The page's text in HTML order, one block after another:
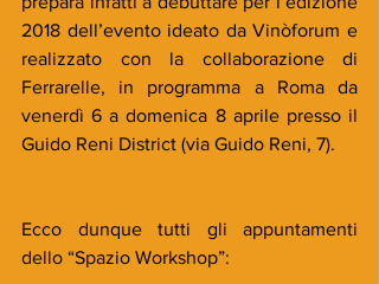
2018 dell’evento ideato da Vinòforum e
realizzato con la collaborazione di
Ferrarelle, in programma a Roma da
venerdì 6 a domenica 8 aprile presso il
Guido Reni District (via Guido Reni, 7).
Ecco dunque tutti gli appuntamenti
dello “Spazio Workshop”: